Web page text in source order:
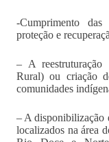
-Cumprimento
proteção e
– A reestruturação
Rural) ou criação
comunidades
– A disponibilização
localizados na área